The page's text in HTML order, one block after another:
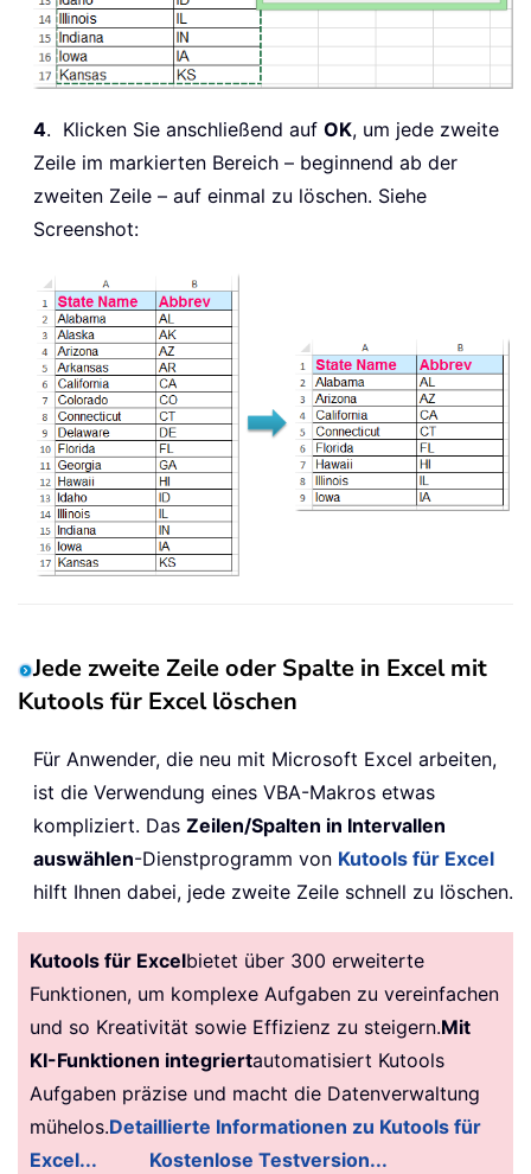
4. Klicken Sie anschließend auf OK, um jede zweite
Zeile im markierten Bereich – beginnend ab der
zweiten Zeile – auf einmal zu löschen. Siehe
Screenshot:
Jede zweite Zeile oder Spalte in Excel mit
Kutools für Excel löschen
Für Anwender, die neu mit Microsoft Excel arbeiten,
ist die Verwendung eines VBA-Makros etwas
kompliziert. Das Zeilen/Spalten in Intervallen
auswählen-Dienstprogramm von Kutools für Excel
hilft Ihnen dabei, jede zweite Zeile schnell zu löschen.
Kutools für Excelbietet über 300 erweiterte
Funktionen, um komplexe Aufgaben zu vereinfachen
und so Kreativität sowie Effizienz zu steigern.Mit
KI-Funktionen integriertautomatisiert Kutools
Aufgaben präzise und macht die Datenverwaltung
mühelos.Detaillierte Informationen zu Kutools für
Excel...
Kostenlose Testversion...